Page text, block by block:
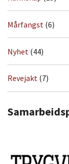
Mårfangst (6)
Nyhet (44)
Revejakt (7)